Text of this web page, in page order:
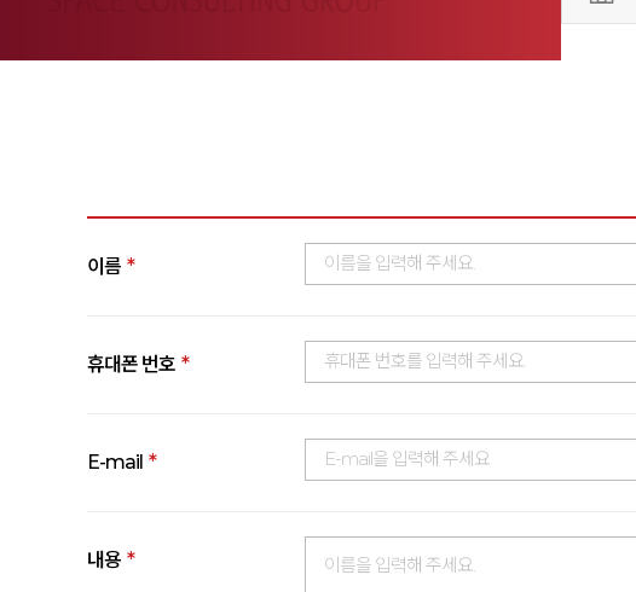
이름 *
휴대폰 번호 *
E-mail *
내용 *